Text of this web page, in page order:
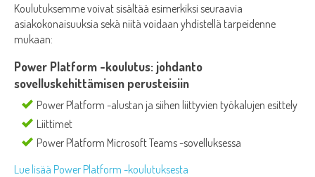
Koulutuksemme voivat sisältää esimerkiksi seuraavia
asiakokonaisuuksia sekä niitä voidaan yhdistellä tarpeidenne
mukaan:
Power Platform -koulutus: johdanto
sovelluskehittämisen perusteisiin
Power Platform -alustan ja siihen liittyvien työkalujen esittely
Liittimet
Power Platform Microsoft Teams -sovelluksessa
Lue lisää Power Platform -koulutuksesta